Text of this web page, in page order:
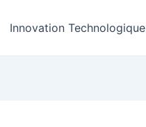
Innovation Technologique